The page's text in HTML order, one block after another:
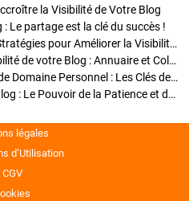
la Visibilité de Votre Blog
Le partage est la clé du succès !
Optimisation SEO des Articles : Stratégies pour Améliorer la Visibilité de Votre Blog
Stratégies pour améliorer la visibilité de votre Blog : Annuaire et Collaborations
Pourquoi Investir dans un Nom de Domaine Personnel : Les Clés de la Réussite de Votre Blog
Comment Faire Émerger Votre Blog : Le Pouvoir de la Patience et de la Persévérance
légales
d’Utilisation
CGV